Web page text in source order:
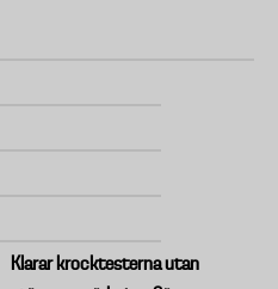
Klarar krocktesterna utan